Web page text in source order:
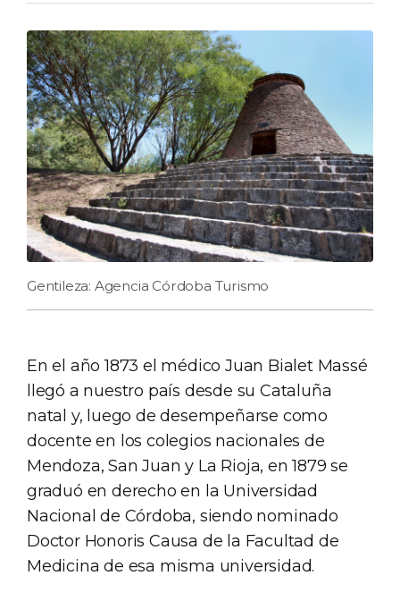
Gentileza: Agencia Córdoba Turismo
En el año 1873 el médico Juan Bialet Massé
llegó a nuestro país desde su Cataluña
natal y, luego de desempeñarse como
docente en los colegios nacionales de
Mendoza, San Juan y La Rioja, en 1879 se
graduó en derecho en la Universidad
Nacional de Córdoba, siendo nominado
Doctor Honoris Causa de la Facultad de
Medicina de esa misma universidad.